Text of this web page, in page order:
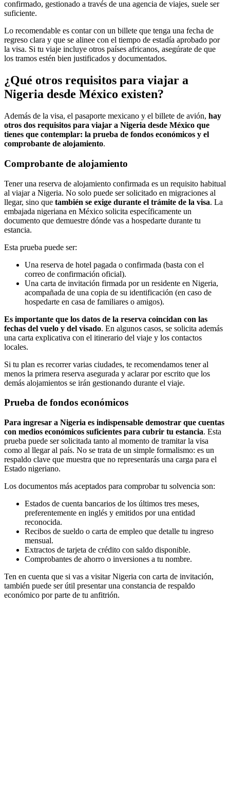
confirmado, gestionado a través de una agencia de viajes, suele ser
suficiente.
Lo recomendable es contar con un billete que tenga una fecha de
regreso clara y que se alinee con el tiempo de estadía aprobado por
la visa. Si tu viaje incluye otros países africanos, asegúrate de que
los tramos estén bien justificados y documentados.
¿Qué otros requisitos para viajar a
Nigeria desde México existen?
Además de la visa, el pasaporte mexicano y el billete de avión, hay
otros dos requisitos para viajar a Nigeria desde México que
tienes que contemplar: la prueba de fondos económicos y el
comprobante de alojamiento.
Comprobante de alojamiento
Tener una reserva de alojamiento confirmada es un requisito habitual
al viajar a Nigeria. No solo puede ser solicitado en migraciones al
llegar, sino que también se exige durante el trámite de la visa. La
embajada nigeriana en México solicita específicamente un
documento que demuestre dónde vas a hospedarte durante tu
estancia.
Esta prueba puede ser:
Una reserva de hotel pagada o confirmada (basta con el
correo de confirmación oficial).
Una carta de invitación firmada por un residente en Nigeria,
acompañada de una copia de su identificación (en caso de
hospedarte en casa de familiares o amigos).
Es importante que los datos de la reserva coincidan con las
fechas del vuelo y del visado. En algunos casos, se solicita además
una carta explicativa con el itinerario del viaje y los contactos
locales.
Si tu plan es recorrer varias ciudades, te recomendamos tener al
menos la primera reserva asegurada y aclarar por escrito que los
demás alojamientos se irán gestionando durante el viaje.
Prueba de fondos económicos
Para ingresar a Nigeria es indispensable demostrar que cuentas
con medios económicos suficientes para cubrir tu estancia. Esta
prueba puede ser solicitada tanto al momento de tramitar la visa
como al llegar al país. No se trata de un simple formalismo: es un
respaldo clave que muestra que no representarás una carga para el
Estado nigeriano.
Los documentos más aceptados para comprobar tu solvencia son:
Estados de cuenta bancarios de los últimos tres meses,
preferentemente en inglés y emitidos por una entidad
reconocida.
Recibos de sueldo o carta de empleo que detalle tu ingreso
mensual.
Extractos de tarjeta de crédito con saldo disponible.
Comprobantes de ahorro o inversiones a tu nombre.
Ten en cuenta que si vas a visitar Nigeria con carta de invitación,
también puede ser útil presentar una constancia de respaldo
económico por parte de tu anfitrión.